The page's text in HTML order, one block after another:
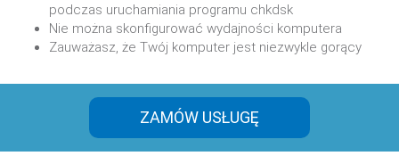
podczas uruchamiania programu chkdsk
Nie można skonfigurować wydajności komputera
Zauważasz, że Twój komputer jest niezwykle gorący
ZAMÓW USŁUGĘ